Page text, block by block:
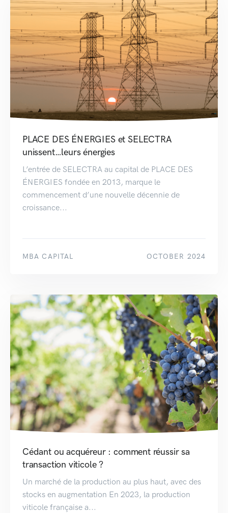
PLACE DES ÉNERGIES et SELECTRA
unissent…leurs énergies
L’entrée de SELECTRA au capital de PLACE DES
ÉNERGIES fondée en 2013, marque le
commencement d’une nouvelle décennie de
croissance...
MBA CAPITAL OCTOBER 2024
Cédant ou acquéreur : comment réussir sa
transaction viticole ?
Un marché de la production au plus haut, avec des
stocks en augmentation En 2023, la production
viticole française a...